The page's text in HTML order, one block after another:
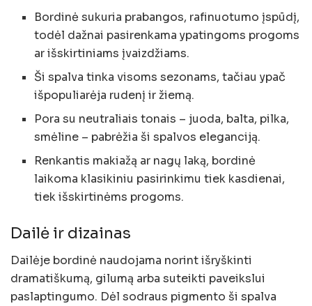
Bordinė sukuria prabangos, rafinuotumo įspūdį,
todėl dažnai pasirenkama ypatingoms progoms
ar išskirtiniams įvaizdžiams.
Ši spalva tinka visoms sezonams, tačiau ypač
išpopuliarėja rudenį ir žiemą.
Pora su neutraliais tonais – juoda, balta, pilka,
smėline – pabrėžia ši spalvos eleganciją.
Renkantis makiažą ar nagų laką, bordinė
laikoma klasikiniu pasirinkimu tiek kasdienai,
tiek išskirtinėms progoms.
Dailė ir dizainas
Dailėje bordinė naudojama norint išryškinti
dramatiškumą, gilumą arba suteikti paveikslui
paslaptingumo. Dėl sodraus pigmento ši spalva